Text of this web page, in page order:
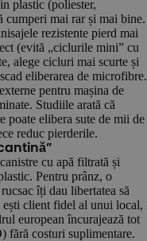
plastic (poliester,
cumperi mai rar și mai bine.
rezistente pierd mai
(evită „ciclurile mini” cu
alege cicluri mai scurte și
eliberarea de microfibre.
pentru mașina de
Studiile arată că
poate elibera sute de mii de
reduc pierderile.
cu apă filtrată și
Pentru prânz, o
îți dau libertatea să
client fidel al unui local,
european încurajează tot
fără costuri suplimentare.